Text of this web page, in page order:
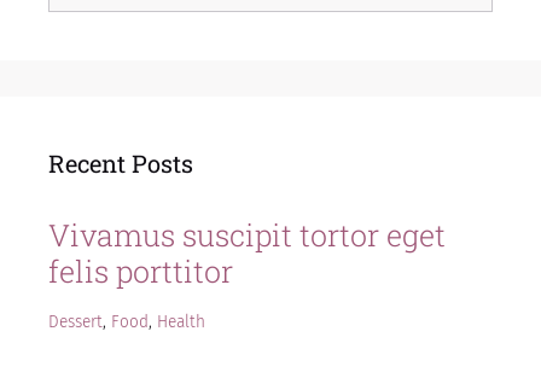
Recent Posts
Vivamus suscipit tortor eget
felis porttitor
Dessert, Food, Health